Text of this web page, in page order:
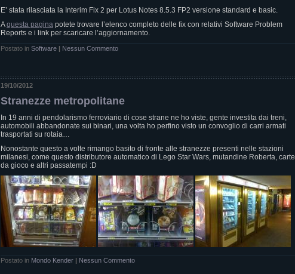
E’ stata rilasciata la Interim Fix 2 per Lotus Notes 8.5.3 FP2 versione standard e basic.
Aquesta pagina potete trovare l’elenco completo delle fix con relativi Software Problem
Reports e i link per scaricare l’aggiornamento.
Postato in Software | Nessun Commento
19/10/2012
Stranezze metropolitane
In 19 anni di pendolarismo ferroviario di cose strane ne ho viste, gente investita dai treni,
automobili abbandonate sui binari, una volta ho perfino visto un convoglio di carri armati
trasportati su rotaia…
Nonostante questo a volte rimango basito di fronte alle stranezze presenti nelle stazioni
milanesi, come questo distributore automatico di Lego Star Wars, mutandine Roberta, carte
da gioco e altri passatempi :D
Postato in Mondo Kender | Nessun Commento